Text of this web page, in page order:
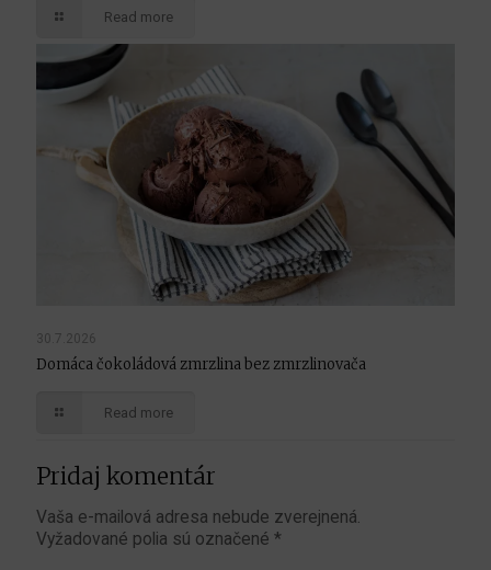
Read more
30.7.2026
Domáca čokoládová zmrzlina bez zmrzlinovača
Read more
Pridaj komentár
Vaša e-mailová adresa nebude zverejnená.
Vyžadované polia sú označené *